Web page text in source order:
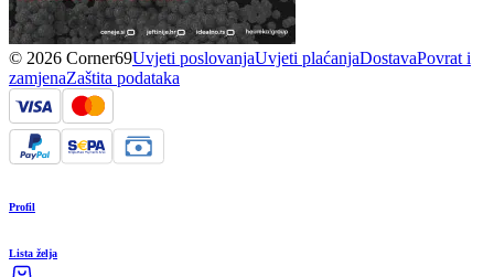
© 2026 Corner69Uvjeti poslovanjaUvjeti plaćanjaDostavaPovrat i
zamjenaZaštita podataka
Profil
Lista želja